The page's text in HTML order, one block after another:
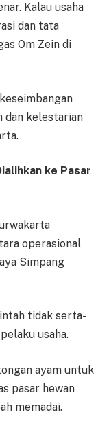
Kalau usaha
dan tata
Om Zein di
dan kelestarian
ke Pasar
operasional
Simpang
tidak serta-
usaha.
ayam untuk
pasar hewan
memadai.